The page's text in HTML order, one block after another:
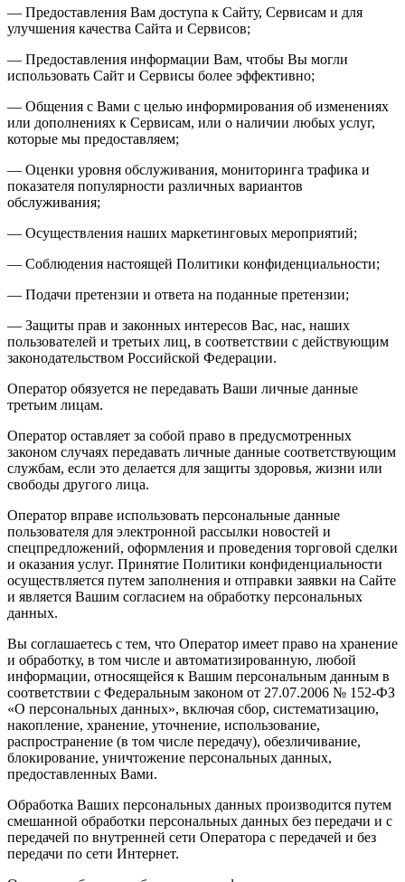
— Предоставления Вам доступа к Сайту, Сервисам и для
улучшения качества Сайта и Сервисов;
— Предоставления информации Вам, чтобы Вы могли
использовать Сайт и Сервисы более эффективно;
— Общения с Вами с целью информирования об изменениях
или дополнениях к Сервисам, или о наличии любых услуг,
которые мы предоставляем;
— Оценки уровня обслуживания, мониторинга трафика и
показателя популярности различных вариантов
обслуживания;
— Осуществления наших маркетинговых мероприятий;
— Соблюдения настоящей Политики конфиденциальности;
— Подачи претензии и ответа на поданные претензии;
— Защиты прав и законных интересов Вас, нас, наших
пользователей и третьих лиц, в соответствии с действующим
законодательством Российской Федерации.
Оператор обязуется не передавать Ваши личные данные
третьим лицам.
Оператор оставляет за собой право в предусмотренных
законом случаях передавать личные данные соответствующим
службам, если это делается для защиты здоровья, жизни или
свободы другого лица.
Оператор вправе использовать персональные данные
пользователя для электронной рассылки новостей и
спецпредложений, оформления и проведения торговой сделки
и оказания услуг. Принятие Политики конфиденциальности
осуществляется путем заполнения и отправки заявки на Сайте
и является Вашим согласием на обработку персональных
данных.
Вы соглашаетесь с тем, что Оператор имеет право на хранение
и обработку, в том числе и автоматизированную, любой
информации, относящейся к Вашим персональным данным в
соответствии с Федеральным законом от 27.07.2006 № 152-ФЗ
«О персональных данных», включая сбор, систематизацию,
накопление, хранение, уточнение, использование,
распространение (в том числе передачу), обезличивание,
блокирование, уничтожение персональных данных,
предоставленных Вами.
Обработка Ваших персональных данных производится путем
смешанной обработки персональных данных без передачи и с
передачей по внутренней сети Оператора c передачей и без
передачи по сети Интернет.